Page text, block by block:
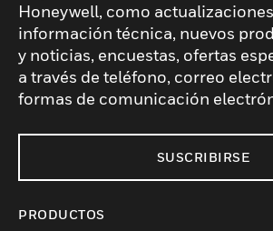
Honeywell, como
información técnica, nuevos
y noticias, encuestas, ofertas
a través de teléfono, correo
formas de comunicación
SUSCRIBIRSE
PRODUCTOS